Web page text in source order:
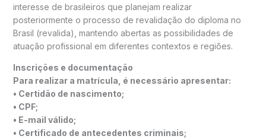
interesse de brasileiros que planejam realizar
posteriormente o processo de revalidação do diploma no
Brasil (revalida), mantendo abertas as possibilidades de
atuação profissional em diferentes contextos e regiões.
Inscrições e documentação
Para realizar a matrícula, é necessário apresentar:
• Certidão de nascimento;
• CPF;
• E-mail válido;
• Certificado de antecedentes criminais;